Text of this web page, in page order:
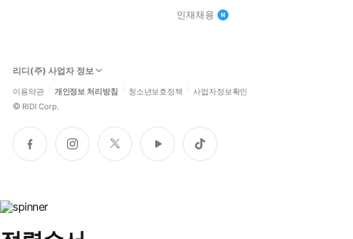
인재채용
리디(주) 사업자 정보
이용약관 개인정보 처리방침 청소년보호정책 사업자정보확인
© RIDI Corp.
페
이
인
스
트
위
유
튜
틱
톡